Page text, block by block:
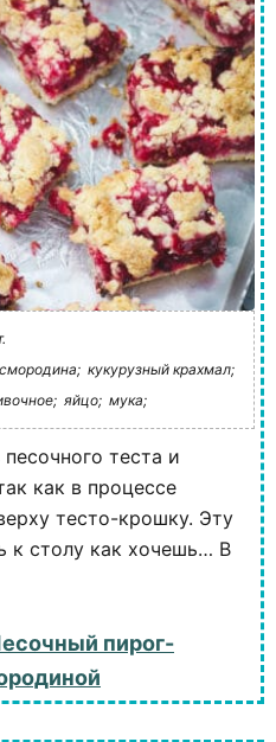
кукурузный крахмал;
яйцо; мука;
теста и
как в процессе
тесто-крошку. Эту
к столу как хочешь… В
пирог-